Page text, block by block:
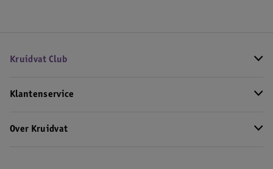
Kruidvat Club
Klantenservice
Over Kruidvat